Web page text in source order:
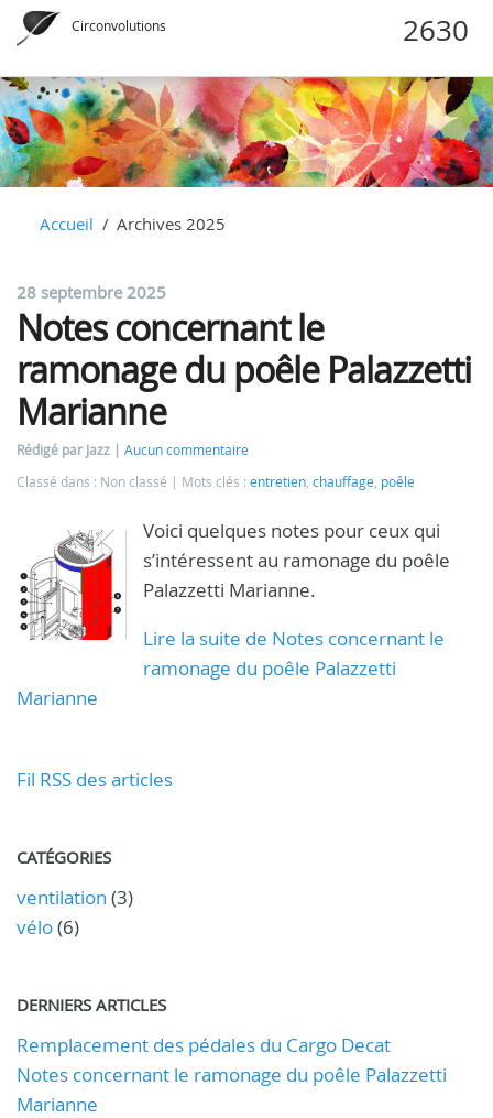
Circonvolutions
Accueil Archives 2025
28 septembre 2025
Notes concernant le
ramonage du poêle Palazzetti
Marianne
Rédigé par Jazz
Aucun commentaire
Classé dans : Non classé
Mots clés : entretien chauffage poêle
Voici quelques notes pour ceux qui
s’intéressent au ramonage du poêle
Palazzetti Marianne.
Lire la suite de Notes concernant le
ramonage du poêle Palazzetti
Marianne
Fil RSS des articles
CATÉGORIES
ventilation (3)
vélo(6)
DERNIERS ARTICLES
Remplacement des pédales du Cargo Decat
Notes concernant le ramonage du poêle Palazzetti
Marianne